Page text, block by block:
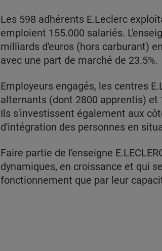
Les 598 adhérents E.Leclerc
emploient 155.000 salariés.
milliards d'euros (hors carburant)
avec une part de marché de 23.5%.
Employeurs engagés, les centres
alternants (dont 2800 apprentis)
Ils s'investissent également aux
d'intégration des personnes en
Faire partie de l'enseigne
dynamiques, en croissance et qui
fonctionnement que par leur